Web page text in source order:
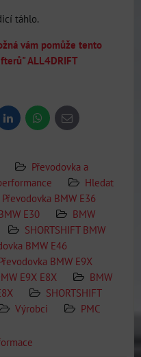
táhlo.
vám pomůže tento
ALL4DRIFT
LinkedInWhatsApp
E-
mail
Převodovka a
Hledat
Převodovka BMW E36
E30
BMW
SHORTSHIFT BMW
BMW E46
BMW E9X
E9X E8X
BMW
SHORTSHIFT
Výrobci PMC